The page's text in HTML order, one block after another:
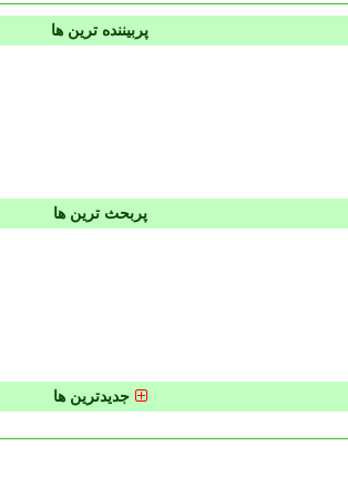
پربیننده ترین ها
پربحث ترین ها
جدیدترین ها